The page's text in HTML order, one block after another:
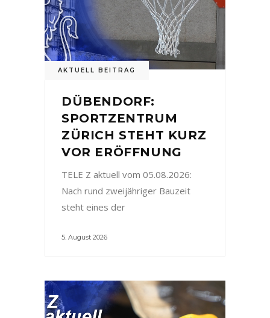
AKTUELL BEITRAG
DÜBENDORF:
SPORTZENTRUM
ZÜRICH STEHT KURZ
VOR ERÖFFNUNG
TELE Z aktuell vom 05.08.2026:
Nach rund zweijähriger Bauzeit
steht eines der
5. August 2026